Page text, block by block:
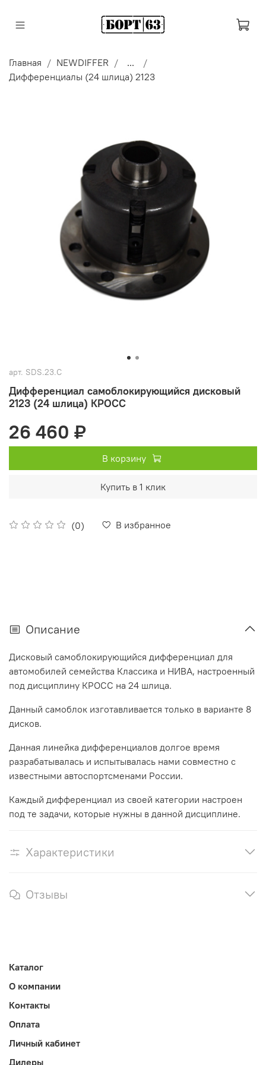
Главная NEWDIFFER
...
Дифференциалы (24 шлица) 2123
арт. SDS.23.C
Дифференциал самоблокирующийся дисковый
2123 (24 шлица) КРОСС
(0) В избранное
26 460 ₽
В корзину
Купить в 1 клик
Описание
Дисковый самоблокирующийся дифференциал для
автомобилей семейства Классика и НИВА, настроенный
под дисциплину КРОСС на 24 шлица.
Данный самоблок изготавливается только в варианте 8
дисков.
Данная линейка дифференциалов долгое время
разрабатывалась и испытывалась нами совместно с
известными автоспортсменами России.
Каждый дифференциал из своей категории настроен
под те задачи, которые нужны в данной дисциплине.
Характеристики
Отзывы
Каталог
О компании
Контакты
Оплата
Личный кабинет
Дилеры